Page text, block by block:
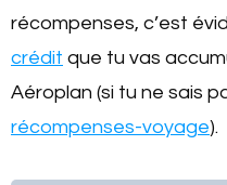
récompenses, c’est
crédit que tu vas
Aéroplan (si tu ne sais
récompenses-voyage).